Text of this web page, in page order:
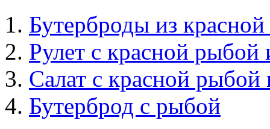
Бутерброды из
Рулет с красной
Салат с красной рыбой
Бутерброд с рыбой